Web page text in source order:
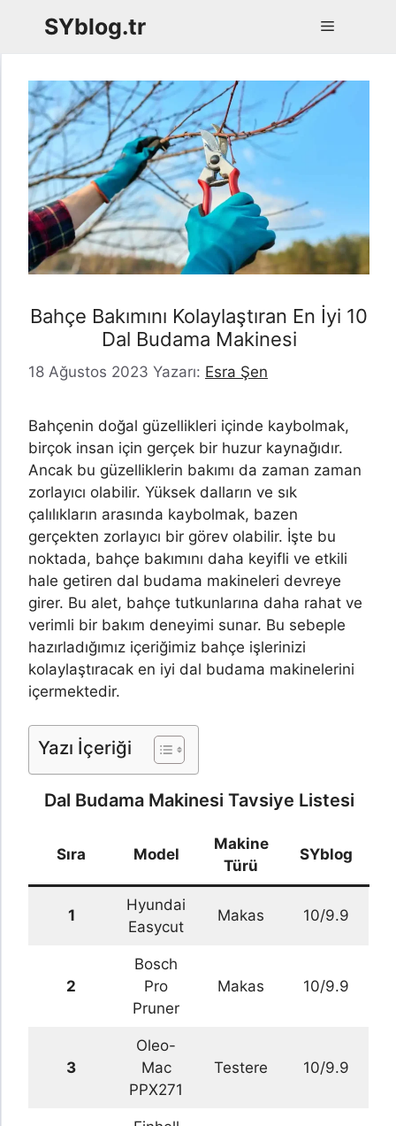
SYblog.tr Menü
Bahçe Bakımını Kolaylaştıran En İyi 10
Dal Budama Makinesi
18 Ağustos 2023 Yazarı: Esra Şen
Bahçenin doğal güzellikleri içinde kaybolmak,
birçok insan için gerçek bir huzur kaynağıdır.
Ancak bu güzelliklerin bakımı da zaman zaman
zorlayıcı olabilir. Yüksek dalların ve sık
çalılıkların arasında kaybolmak, bazen
gerçekten zorlayıcı bir görev olabilir. İşte bu
noktada, bahçe bakımını daha keyifli ve etkili
hale getiren dal budama makineleri devreye
girer. Bu alet, bahçe tutkunlarına daha rahat ve
verimli bir bakım deneyimi sunar. Bu sebeple
hazırladığımız içeriğimiz bahçe işlerinizi
kolaylaştıracak en iyi dal budama makinelerini
içermektedir.
Yazı İçeriği
Dal Budama Makinesi Tavsiye Listesi
Sıra Model
Makine
Türü
SYblog
1
Hyundai
Easycut
Makas 10/9.9
2
Bosch
Pro
Pruner
Makas 10/9.9
3
Oleo-
Mac
PPX271
Testere 10/9.9